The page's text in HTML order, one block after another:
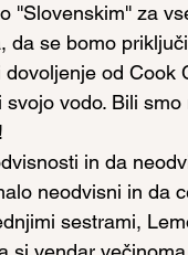
''Slovenskim'' za
da se bomo
od Cook
vodo. Bili
in da
neodvisni in da
sestrami,